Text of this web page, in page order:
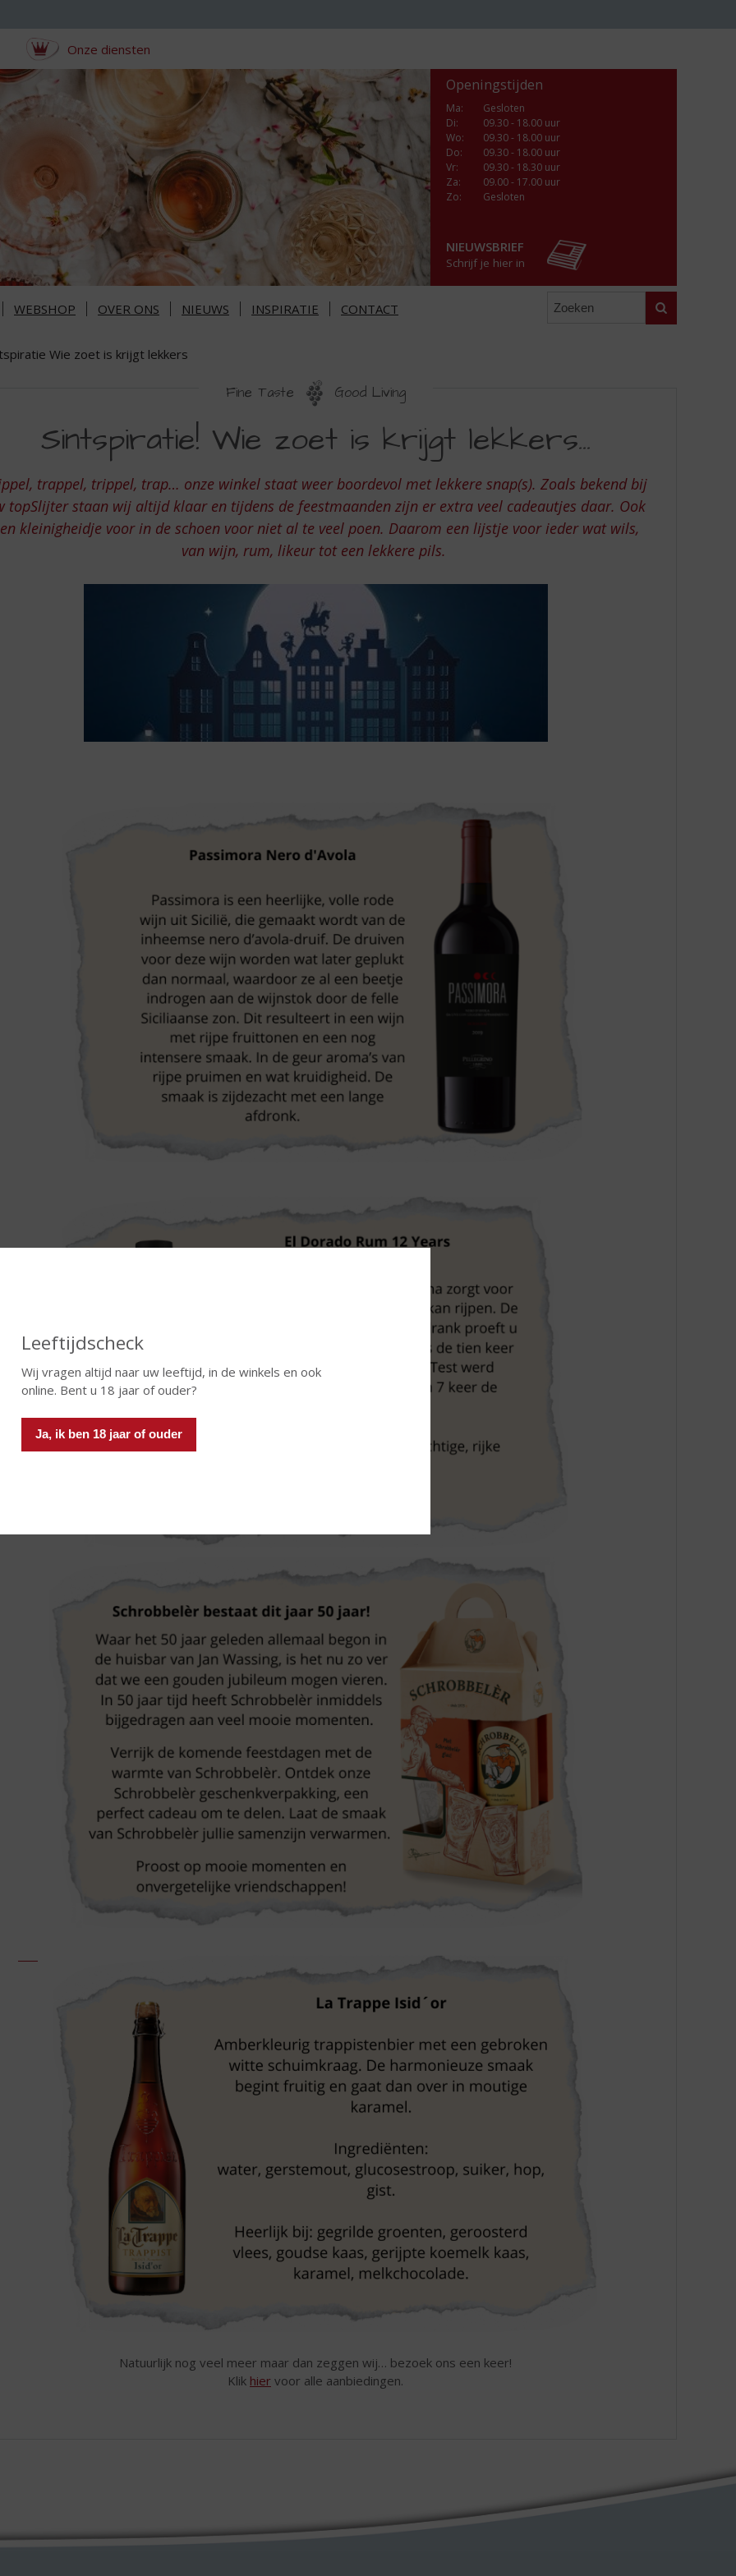
Leeftijdscheck
Wij vragen altijd naar uw leeftijd, in de winkels en ook
online. Bent u 18 jaar of ouder?
Ja, ik ben 18 jaar of ouder
Onze diensten
Openingstijden
Ma:
Gesloten
Di:
09.30 - 18.00 uur
Wo:
09.30 - 18.00 uur
Do:
09.30 - 18.00 uur
Vr:
09.30 - 18.30 uur
Za:
09.00 - 17.00 uur
Zo:
Gesloten
NIEUWSBRIEF
Schrijf je hier in
WEBSHOP OVER ONS NIEUWS INSPIRATIE CONTACT Zoeken
Wie zoet is krijgt lekkers
Fine Taste Good Living
Sintspiratie! Wie zoet is krijgt lekkers…
trappel, trippel, trap… onze winkel staat weer boordevol met lekkere snap(s). Zoals bekend bij
topSlijter staan wij altijd klaar en tijdens de feestmaanden zijn er extra veel cadeautjes daar. Ook
kleinigheidje voor in de schoen voor niet al te veel poen. Daarom een lijstje voor ieder wat wils,
van wijn, rum, likeur tot een lekkere pils.
Natuurlijk nog veel meer maar dan zeggen wij… bezoek ons een keer!
Klik hier voor alle aanbiedingen.